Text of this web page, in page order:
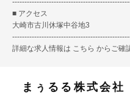
■ アクセス
大崎市古川休塚中谷地3
詳細な求人情報は こちら からご確
まぅるる株式会